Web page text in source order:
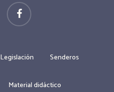
facebook
Legislación Senderos
Material didáctico